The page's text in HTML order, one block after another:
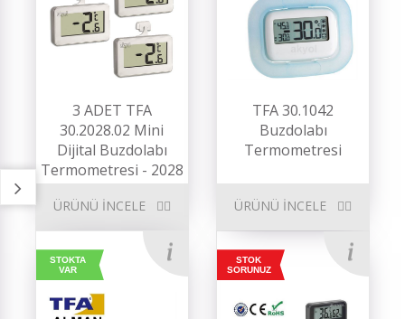
STOK
SORUNUZ
3 ADET TFA
30.2028.02 Mini
Dijital Buzdolabı
Termometresi - 2028
ÜRÜNÜ İNCELE
TFA 30.1042
Buzdolabı
Termometresi
ÜRÜNÜ İNCELE
STOKTA
VAR